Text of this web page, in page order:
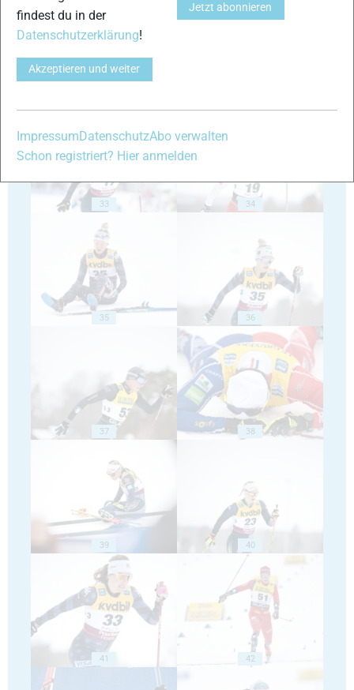
33 34
35 36
37 38
39 40
41 42
findest du in der
Datenschutzerklärung!
Akzeptieren und weiter
Jetzt abonnieren
Impressum DatenschutzAbo verwalten
Schon registriert? Hier anmelden